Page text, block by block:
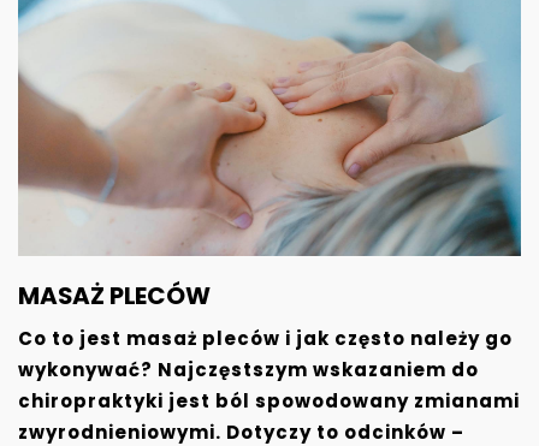
MASAŻ PLECÓW
Co to jest masaż pleców i jak często należy go
wykonywać? Najczęstszym wskazaniem do
chiropraktyki jest ból spowodowany zmianami
zwyrodnieniowymi. Dotyczy to odcinków –